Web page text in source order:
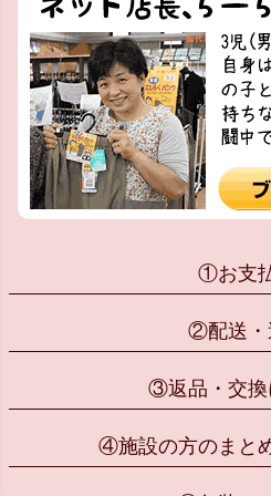
①お支
②配送・
③返品・交換
④施設の方のまと